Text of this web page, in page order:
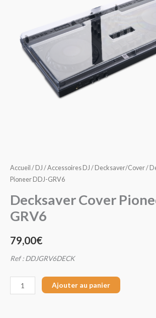
Accueil / DJ /Accessoires DJ / Decksaver/Cover/
Pioneer DDJ-GRV6
Decksaver Cover
GRV6
79,00€
Ref : DDJGRV6DECK
Ajouter au panier